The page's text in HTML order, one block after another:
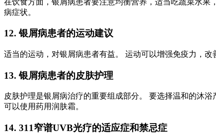
病症状。
12. 银屑病患者的运动建议
适当的运动，对银屑病患者有益。 运动可以增强免疫力，
13. 银屑病患者的皮肤护理
皮肤护理是银屑病治疗的重要组成部分。 要选择温和的沐
可以使用药用润肤霜。
14. 311窄谱UVB光疗的适应症和禁忌症